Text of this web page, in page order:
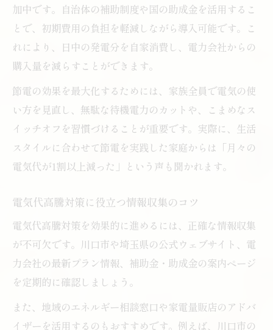
加中です。自治体の補助制度や国の助成金を活用するこ
とで、初期費用の負担を軽減しながら導入可能です。こ
れにより、日中の発電分を自家消費し、電力会社からの
購入量を減らすことができます。
節電の効果を最大化するためには、家族全員で電気の使
い方を見直し、無駄な待機電力のカットや、こまめなス
イッチオフを習慣づけることが重要です。実際に、生活
スタイルに合わせて節電を実践した家庭からは「月々の
電気代が1割以上減った」という声も聞かれます。
電気代高騰対策に役立つ情報収集のコツ
電気代高騰対策を効果的に進めるには、正確な情報収集
が不可欠です。川口市や埼玉県の公式ウェブサイト、電
力会社の最新プラン情報、補助金・助成金の案内ページ
を定期的に確認しましょう。
また、地域のエネルギー相談窓口や家電量販店のアドバ
イザーを活用するのもおすすめです。例えば、川口市の